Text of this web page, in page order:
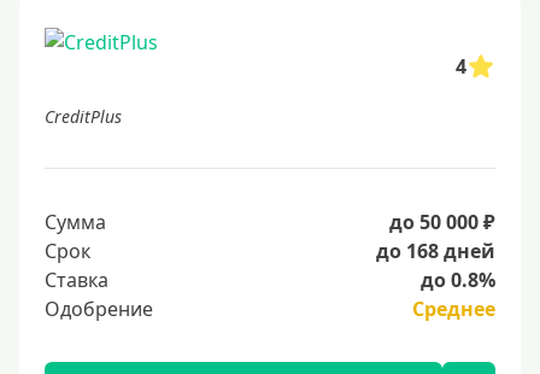
4
CreditPlus
Сумма
до 50 000 ₽
Срок
до 168 дней
Ставка
до 0.8%
Одобрение
Среднее